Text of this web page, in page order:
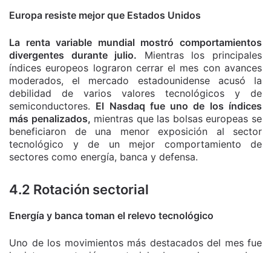
Europa resiste mejor que Estados Unidos
La renta variable mundial mostró comportamientos
divergentes durante julio. Mientras los principales
índices europeos lograron cerrar el mes con avances
moderados, el mercado estadounidense acusó la
debilidad de varios valores tecnológicos y de
semiconductores. El Nasdaq fue uno de los índices
más penalizados, mientras que las bolsas europeas se
beneficiaron de una menor exposición al sector
tecnológico y de un mejor comportamiento de
sectores como energía, banca y defensa.
4.2 Rotación sectorial
Energía y banca toman el relevo tecnológico
Uno de los movimientos más destacados del mes fue